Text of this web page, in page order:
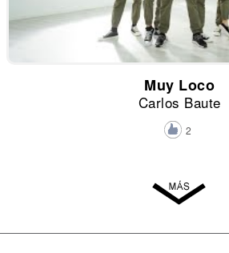
Muy Loco
Carlos Baute
2